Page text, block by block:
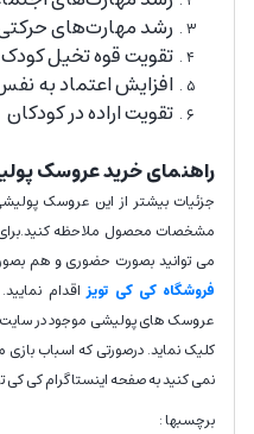
رشد مهارت‌های
تقویت قوه تخیل کودک
افزایش اعتماد به
تقویت اراده در کودکان
راهنمای خرید عروسک
جزئیات بیشتر از این عروسک
مشخصات محصول ملاحظه
می توانید بصورت حضوری و هم
فروشگاه کی کی تویز اقدام
عروسک های پولیشی موجود در سایت
کلیک نماید. درصورتی که اسباب
نمی کنید به صفحه اینستاگرام کی کی
برچسبها :